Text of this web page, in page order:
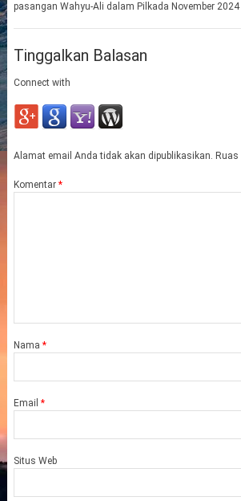
pasangan Wahyu-Ali dalam Pilkada November
Tinggalkan Balasan
Connect with
Alamat email Anda tidak akan dipublikasikan.
Komentar *
Nama *
Email *
Situs Web